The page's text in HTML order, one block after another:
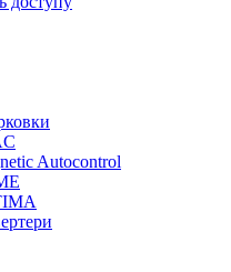
Autocontrol